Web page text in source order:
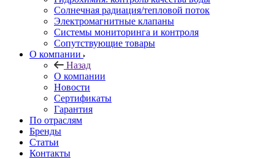
Солнечная радиация/тепловой поток
Электромагнитные клапаны
Системы мониторинга и контроля
Сопутствующие товары
О компании
Назад
О компании
Новости
Сертификаты
Гарантия
По отраслям
Бренды
Статьи
Контакты